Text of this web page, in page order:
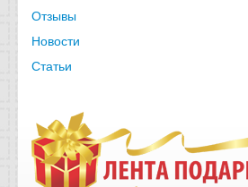
Отзывы
Новости
Статьи